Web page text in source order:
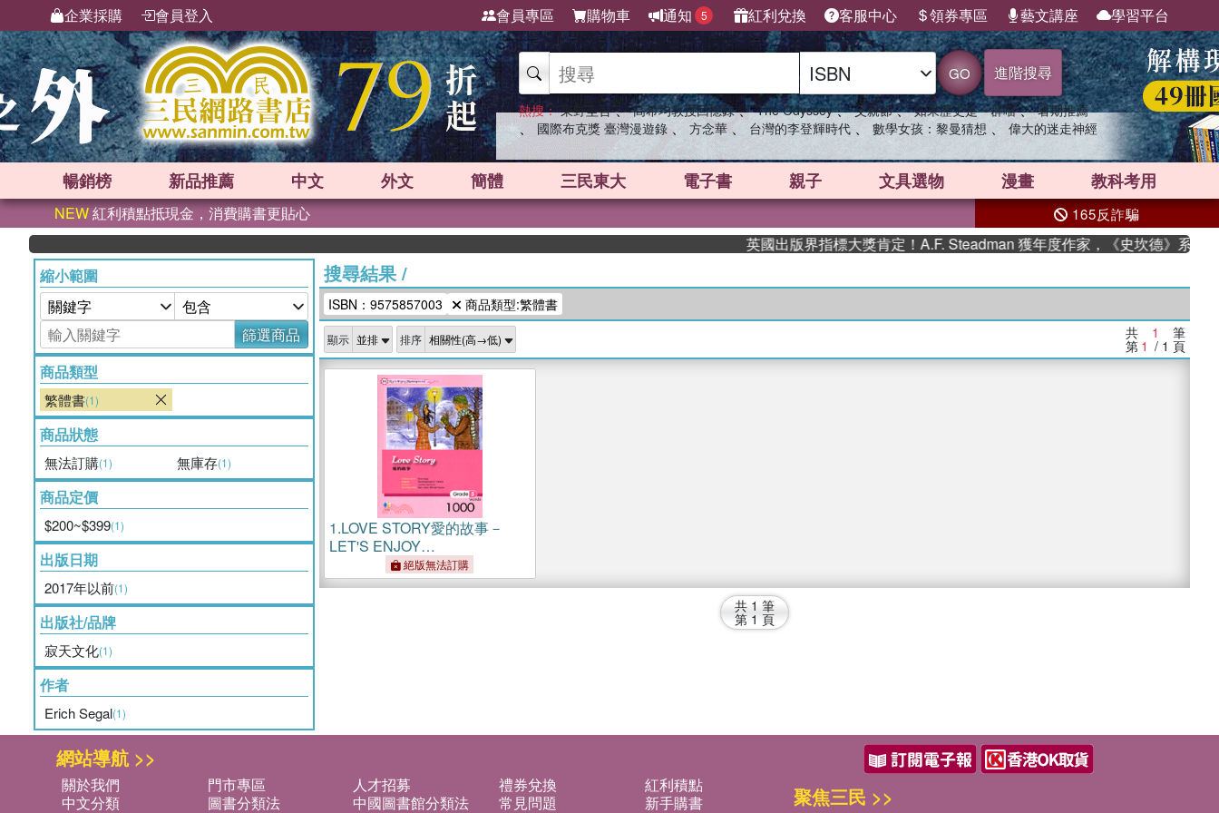
企業採購 會員登入 會員專區 購物車 通知 5 紅利兌換 客服中心 領券專區 藝文講座 學習平台
GO 進階搜尋
熱搜： 東野圭吾 、 高希均教授回憶錄 、 The Odyssey 、 父親節 、 如果歷史是一群喵 、 暑期推薦
、 國際布克獎 臺灣漫遊錄 、 方念華 、 台灣的李登輝時代 、 數學女孩：黎曼猜想 、 偉大的迷走神經
暢銷榜 新品推薦 中文 外文 簡體 三民東大 電子書 親子 文具選物 漫畫 教科考用
NEW紅利積點抵現金，消費購書更貼心 165反詐騙
英國出版界指標大獎肯定！A.F. Steadman 獲年度作家，《史坎德》系列帶
縮小範圍
篩選商品
商品類型
繁體書(1)
商品狀態
無法訂購(1) 無庫存(1)
商品定價
$200~$399(1)
出版日期
2017年以前(1)
出版社/品牌
寂天文化(1)
作者
Erich Segal(1)
搜尋結果/
ISBN：9575857003 商品類型:繁體書
顯示 排序 共 1 筆
第 1 / 1 頁
1.LOVE STORY愛的故事－
LET'S ENJOY
MASTERPIECES 1
絕版無法訂購
共 1 筆
第 1 頁
網站導航 >>
關於我們 門市專區 人才招募 禮券兌換
紅利積點
中文分類
圖書分類法 中國圖書館分類法 常見問題
新手購書
聚焦三民 >>